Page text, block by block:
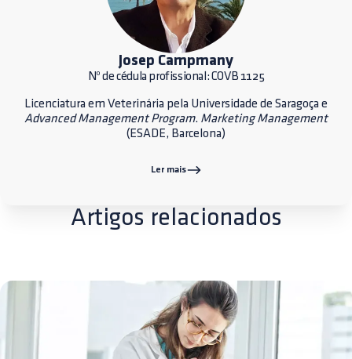
Josep Campmany
Nº de cédula profissional: COVB 1125
Licenciatura em Veterinária pela Universidade de Saragoça e
Advanced Management Program. Marketing Management
(ESADE, Barcelona)
Ler mais
Artigos relacionados